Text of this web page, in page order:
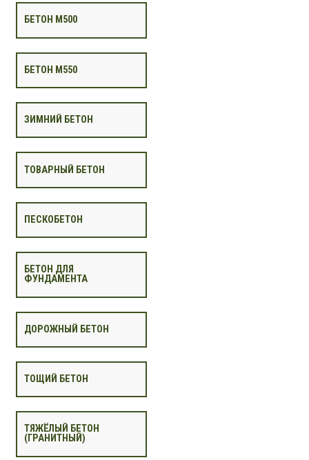
БЕТОН М500
БЕТОН М550
ЗИМНИЙ БЕТОН
ТОВАРНЫЙ БЕТОН
ПЕСКОБЕТОН
БЕТОН ДЛЯ
ФУНДАМЕНТА
ДОРОЖНЫЙ БЕТОН
ТОЩИЙ БЕТОН
ТЯЖЁЛЫЙ БЕТОН
(ГРАНИТНЫЙ)